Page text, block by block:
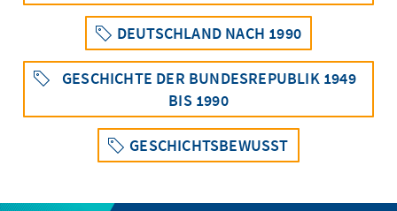
DEUTSCHLAND NACH 1990
GESCHICHTE DER BUNDESREPUBLIK 1949
BIS 1990
GESCHICHTSBEWUSST